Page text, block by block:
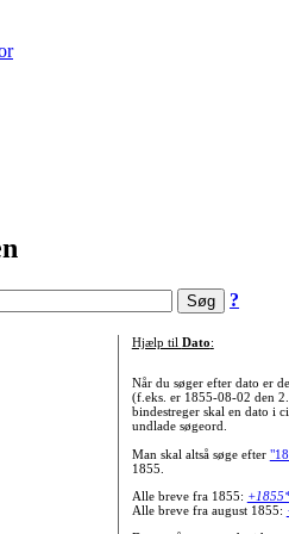
?
Hjælp til Dato:
Når du søger efter dato er
(f.eks. er 1855-08-02 den
bindestreger skal en dato i
undlade søgeord.
Man skal altså søge efter
1855.
Alle breve fra 1855:
Alle breve fra august 1855: